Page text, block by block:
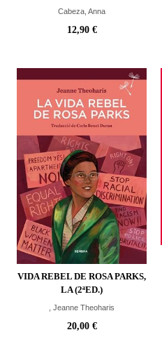
Cabeza, Anna
12,90 €
VIDA REBEL DE ROSA PARKS,
LA (2ªED.)
, Jeanne Theoharis
20,00 €